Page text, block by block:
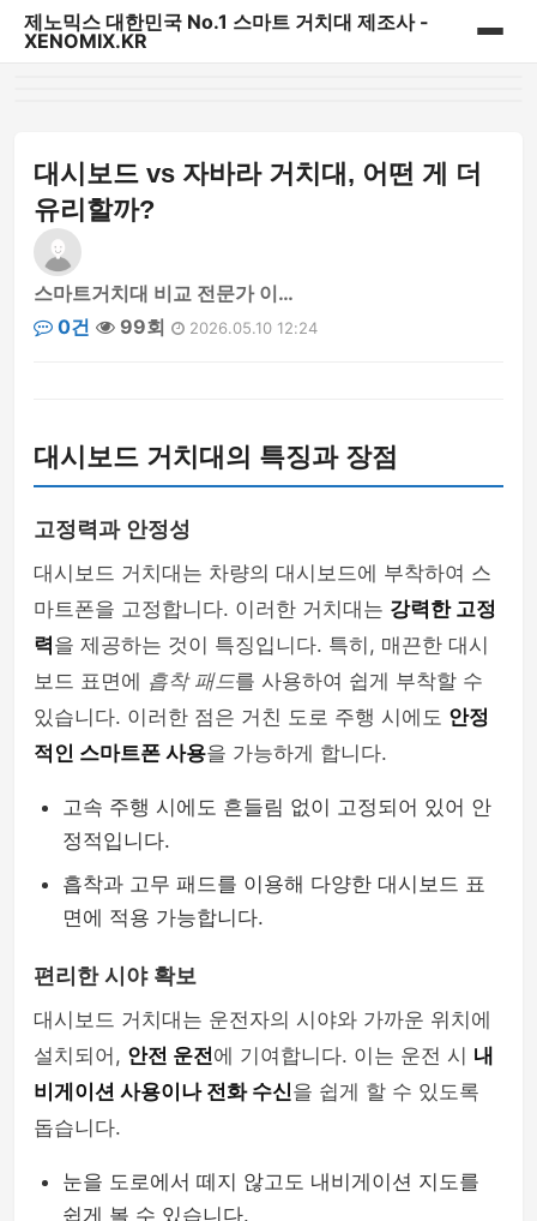
제노믹스 대한민국 No.1 스마트 거치대 제조사 -
XENOMIX.KR
CD슬롯 & 송풍구거치대
대시보드 거치대
자바라거치대
다용도 일상용 거치대
셀카봉 & 블루투스리모컨
대시보드 vs 자바라 거치대, 어떤 게 더
유리할까?
스마트거치대 비교 전문가 이…
0건
99회 2026.05.10 12:24
대시보드 거치대의 특징과 장점
고정력과 안정성
대시보드 거치대는 차량의 대시보드에 부착하여 스
마트폰을 고정합니다. 이러한 거치대는 강력한 고정
력을 제공하는 것이 특징입니다. 특히, 매끈한 대시
보드 표면에 흡착 패드를 사용하여 쉽게 부착할 수
있습니다. 이러한 점은 거친 도로 주행 시에도 안정
적인 스마트폰 사용을 가능하게 합니다.
고속 주행 시에도 흔들림 없이 고정되어 있어 안
정적입니다.
흡착과 고무 패드를 이용해 다양한 대시보드 표
면에 적용 가능합니다.
편리한 시야 확보
대시보드 거치대는 운전자의 시야와 가까운 위치에
설치되어, 안전 운전에 기여합니다. 이는 운전 시 내
비게이션 사용이나 전화 수신을 쉽게 할 수 있도록
돕습니다.
눈을 도로에서 떼지 않고도 내비게이션 지도를
쉽게 볼 수 있습니다.